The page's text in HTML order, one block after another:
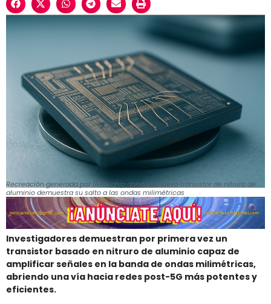
Recreación generada por IA de chip donde el nuevo transistor de nitruro de
aluminio demuestra su salto a las ondas milimétricas
Investigadores demuestran por primera vez un
transistor basado en nitruro de aluminio capaz de
amplificar señales en la banda de ondas milimétricas,
abriendo una vía hacia redes post-5G más potentes y
eficientes.